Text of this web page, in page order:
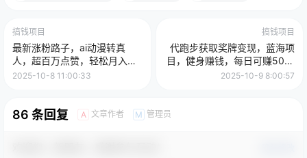
搞钱项目
最新涨粉路子，ai动漫转真
人，超百万点赞，轻松月入
5w+【揭秘】
2025-10-8 11:00:33
搞钱项目
代跑步获取奖牌变现，蓝海项
目，健身赚钱，每日可赚500-
2000
2025-10-9 8:00:57
86 条回复 A 文章作者 M 管理员